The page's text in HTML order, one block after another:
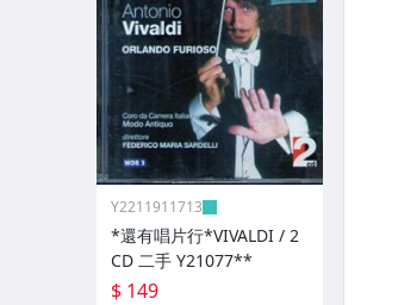
Y2211911713
*還有唱片行*VIVALDI / 2
CD 二手 Y21077**
$ 149